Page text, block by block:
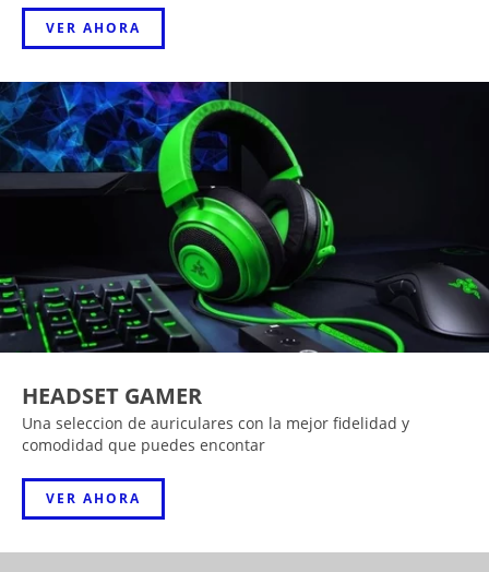
VER AHORA
HEADSET GAMER
Una seleccion de auriculares con la mejor fidelidad y
comodidad que puedes encontar
VER AHORA